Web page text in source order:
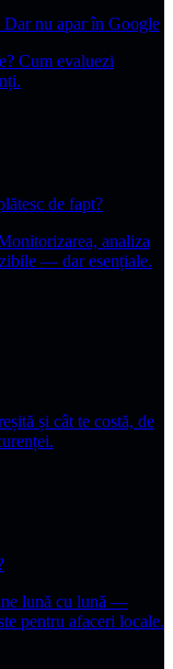
nu apar în Google
Cum evaluezi
de fapt?
analiza
— dar esențiale.
și cât te costă, de
lună cu lună —
pentru afaceri locale.